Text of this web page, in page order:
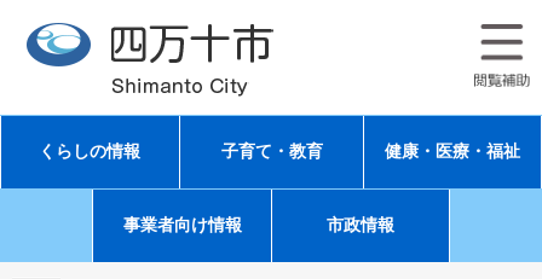
先
す
を
し
文
くらしの情報 子育て・教育 健康・医療・福祉
事業者向け情報 市政情報